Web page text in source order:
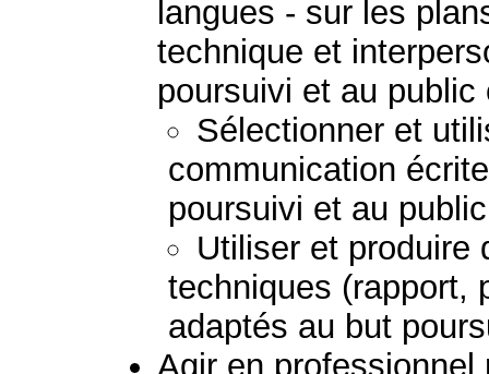
langues - sur les
technique et
poursuivi et au public
Sélectionner et
communication
poursuivi et au
Utiliser et produire
techniques (rapport,
adaptés au but
Agir en